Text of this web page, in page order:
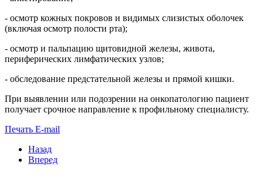
- осмотр кожных покровов и видимых слизистых оболочек
(включая осмотр полости рта);
- осмотр и пальпацию щитовидной железы, живота,
периферических лимфатических узлов;
- обследование предстательной железы и прямой кишки.
При выявлении или подозрении на онкопатологию пациент
получает срочное направление к профильному специалисту.
Печать E-mail
Назад
Вперед